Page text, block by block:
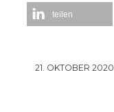
teilen
21. OKTOBER 2020
/